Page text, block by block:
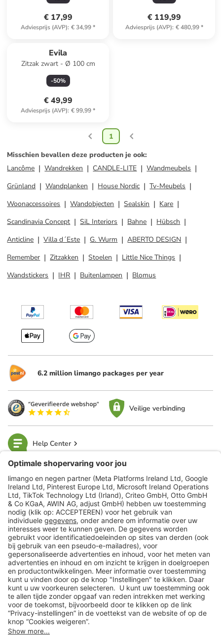
€ 17,99
Adviesprijs (AVP): € 34,99*
€ 119,99
Adviesprijs (AVP): € 480,99*
Evila
Zitzak zwart - Ø 100 cm
-50%
€ 49,99
Adviesprijs (AVP): € 99,99*
1
Misschien bevallen deze producten je ook:
Lancôme
Wandrekken CANDLE-LITE
Wandmeubels
Grünland
Wandplanken House Nordic
Tv-Meubels
Woonaccessoires
Wandobjecten Sealskin
Kare
Scandinavia Concept
SiL Interiors Bahne
Hübsch
Anticline
Villa d´Este G. Wurm
ABERTO DESIGN
Remember
Zitzakken Stoelen
Little Nice Things
Wandstickers
IHR Buitenlampen Blomus
6.2 million limango packages per year
Veilige verbinding
Help Center
limango
Veilig winkelen
Klantenservice
Shop
Acties